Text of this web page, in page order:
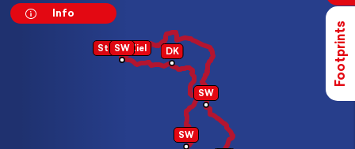
Start / Ziel DK
SW
SW
SW
Info
Footprints